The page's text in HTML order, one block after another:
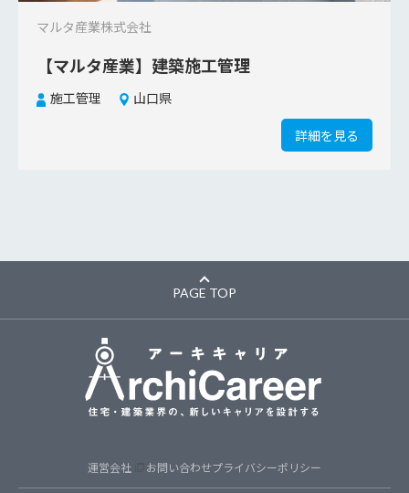
【マルタ産業】建築施工管理
マルタ産業株式会社
施工管理 山口県
詳細を見る
運営会社 お問い合わせプライバシーポリシー
PAGE TOP